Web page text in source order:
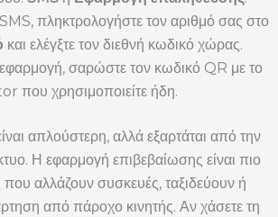
SMS, πληκτρολογήστε τον αριθμό σας στο
και ελέγξτε τον διεθνή κωδικό χώρας.
εφαρμογή, σαρώστε τον κωδικό QR με το
που χρησιμοποιείτε ήδη.
απλούστερη, αλλά εξαρτάται από την
Η εφαρμογή επιβεβαίωσης είναι πιο
που αλλάζουν συσκευές, ταξιδεύουν ή
από πάροχο κινητής. Αν χάσετε τη